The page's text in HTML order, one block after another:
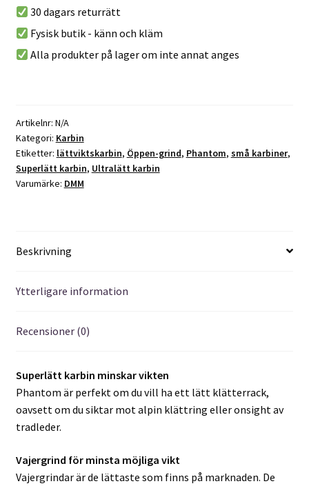
mängd
e
r
n
v
e
:
30 dagars returrätt
Fysisk butik - känn och kläm
Alla produkter på lager om inte annat anges
Artikelnr: N/A
Kategori: Karbin
Etiketter: lättviktskarbin, Öppen-grind, Phantom, små karbiner,
Superlätt karbin, Ultralätt karbin
Varumärke: DMM
Beskrivning
Ytterligare information
Recensioner (0)
Superlätt karbin minskar vikten
Phantom är perfekt om du vill ha ett lätt klätterrack,
oavsett om du siktar mot alpin klättring eller onsight av
tradleder.
Vajergrind för minsta möjliga vikt
Vajergrindar är de lättaste som finns på marknaden. De